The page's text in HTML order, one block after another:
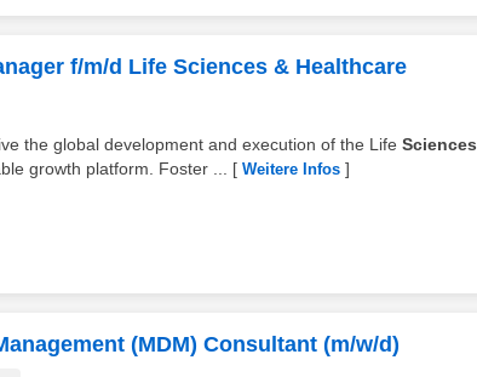
f/m/d Life Sciences & Healthcare
the global development and execution of the Life Sciences
growth platform. Foster ...
[ Weitere Infos ]
(MDM) Consultant (m/w/d)